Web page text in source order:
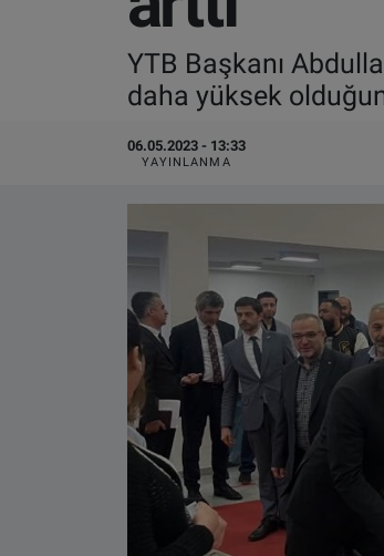
YTB Başkanı
daha yüksek
06.05.2023 - 13:33
YAYINLANMA
ALGEMENE VOORWAARDEN
CONTACT
Çerez Politikası